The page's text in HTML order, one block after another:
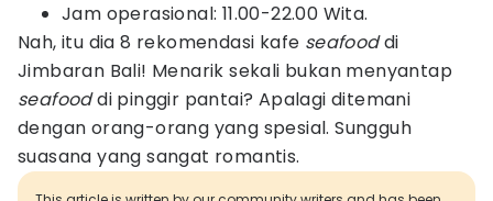
Jam operasional: 11.00-22.00 Wita.
Nah, itu dia 8 rekomendasi kafe seafooddi
Jimbaran Bali! Menarik sekali bukan menyantap
seafooddi pinggir pantai? Apalagi ditemani
dengan orang-orang yang spesial. Sungguh
suasana yang sangat romantis.